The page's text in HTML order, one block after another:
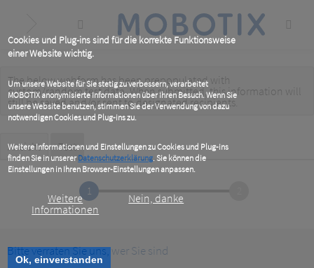
Cookies und Plug-ins sind für die korrekte Funktionsweise
einer Website wichtig.
Um unsere Website für Sie stetig zu verbessern, verarbeitet
MOBOTIX anonymisierte Informationen über Ihren Besuch. Wenn Sie
unsere Website benutzen, stimmen Sie der Verwendung von dazu
notwendigen Cookies und Plug-ins zu.
Weitere Informationen und Einstellungen zu Cookies und Plug-ins
finden Sie in unsererDatenschutzerklärung. Sie können die
Einstellungen in Ihren Browser-Einstellungen anpassen.
Weitere
Informationen
Nein, danke
Ok, einverstanden
content
Warning
message
The below webform has been prepopulated with
custom/random test data. When submitted, this information will
still be savedand/orsent to designated recipients.
Primary
tabs
Ansicht Test(active
tab)
1
Bitte verraten Sie uns, wer Sie sind